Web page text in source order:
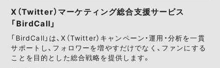
X（Twitter）マーケティング総合支援サービス
「BirdCall」
「BirdCall」は、X（Twitter）キャンペーン・運用・分析を一貫
サポートし、フォロワーを増やすだけでなく、ファンにする
ことを目的とした総合戦略を提供します。